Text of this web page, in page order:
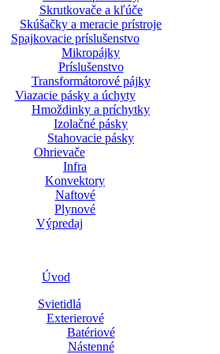
Skrutkovače a kľúče
Skúšačky a meracie prístroje
Spajkovacie príslušenstvo
Mikropájky
Príslušenstvo
Transformátorové pájky
Viazacie pásky a úchyty
Hmoždinky a príchytky
Izolačné pásky
Stahovacie pásky
Ohrievače
Infra
Konvektory
Naftové
Plynové
Výpredaj
Úvod
Svietidlá
Exterierové
Batériové
Nástenné